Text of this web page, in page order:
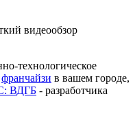
видеообзор
технологическое
франчайзи в вашем городе,
ВДГБ - разработчика